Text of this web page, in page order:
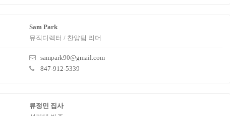
Sam Park
뮤직디렉터 / 찬양팀 리더
sampark90@gmail.com
847-912-5339
류정민 집사